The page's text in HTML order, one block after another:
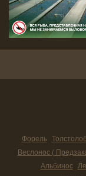
Форель
Веслонос (
Альбинос